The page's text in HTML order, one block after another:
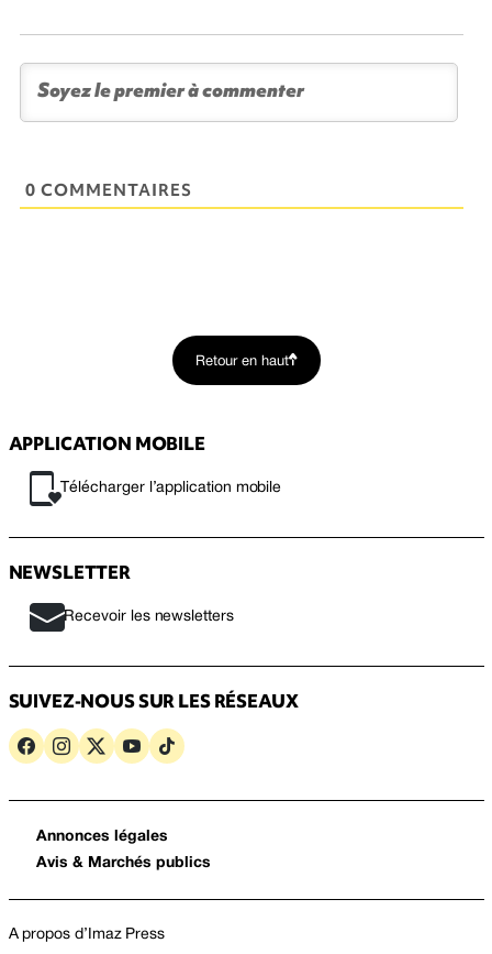
0 COMMENTAIRES
Retour en haut
APPLICATION MOBILE
Télécharger l’application mobile
NEWSLETTER
Recevoir les newsletters
SUIVEZ-NOUS SUR LES RÉSEAUX
Annonces légales
Avis & Marchés publics
A propos d’Imaz Press